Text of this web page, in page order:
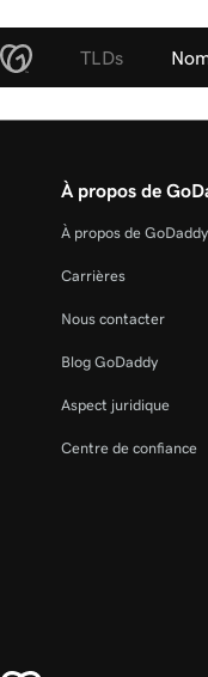
TLDs
À propos de
À propos de GoDaddy
Carrières
Nous contacter
Blog GoDaddy
Aspect juridique
Centre de confiance